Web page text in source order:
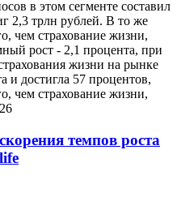
в этом сегменте составил
2,3 трлн рублей. В то же
чем страхование жизни,
рост - 2,1 процента, при
жизни на рынке
и достигла 57 процентов,
чем страхование жизни,
темпов роста